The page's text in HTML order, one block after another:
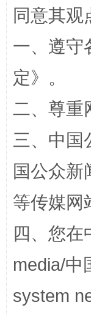
全民健身五
同意其观
一、遵守
定》。
二、尊重
三、中国
国公众新
等传媒网
四、您在
media/中
system